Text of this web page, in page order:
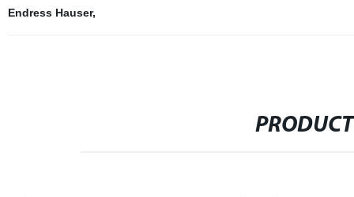
Endress Hauser,